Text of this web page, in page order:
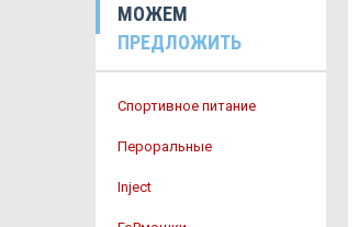
МОЖЕМ
ПРЕДЛОЖИТЬ
Спортивное питание
Пероральные
Inject